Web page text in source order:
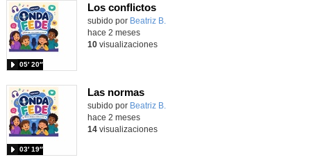
Los conflictos
Contenido educativo.
subido por Beatriz B.
05′ 20″
hace 2 meses
10visualizaciones
Las normas
Contenido educativo.
subido por Beatriz B.
03′ 19″
hace 2 meses
14visualizaciones